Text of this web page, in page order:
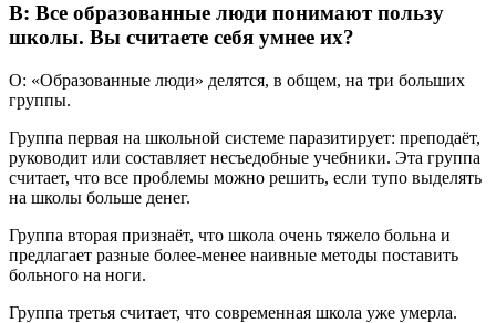
В: Все образованные люди понимают пользу
школы. Вы считаете себя умнее их?
О: «Образованные люди» делятся, в общем, на три больших
группы.
Группа первая на школьной системе паразитирует: преподаёт,
руководит или составляет несъедобные учебники. Эта группа
считает, что все проблемы можно решить, если тупо выделять
на школы больше денег.
Группа вторая признаёт, что школа очень тяжело больна и
предлагает разные более-менее наивные методы поставить
больного на ноги.
Группа третья считает, что современная школа уже умерла.